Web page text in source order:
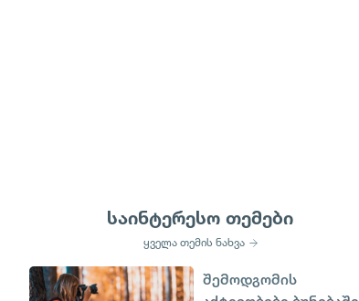
საინტერესო თემები
ყველა თემის ნახვა
შემოდგომის